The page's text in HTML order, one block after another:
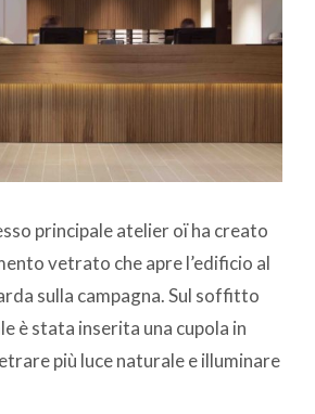
principale atelier oï ha creato
vetrato che apre l’edificio al
sulla campagna. Sul soffitto
è stata inserita una cupola in
più luce naturale e illuminare